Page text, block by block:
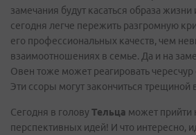
замечания будут касаться образа
сегодня легче пережить разгромную
его профессиональных качеств, чем
взаимоотношениях в семье. Да и на
Овен тоже может реагировать
Эти ссоры могут закончиться трещиной
Сегодня в головуТельца может прийти
перспективных идей! И что интересно,